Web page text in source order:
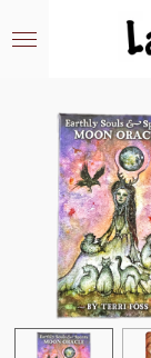
au